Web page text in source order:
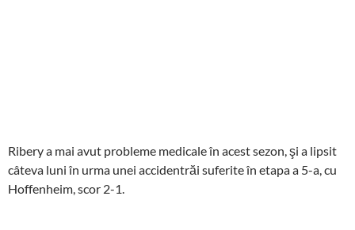
Ribery a mai avut probleme medicale în acest sezon, şi a lipsit
câteva luni în urma unei accidentrăi suferite în etapa a 5-a, cu
Hoffenheim, scor 2-1.